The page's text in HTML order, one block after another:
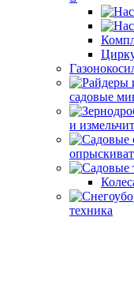
садовые
и
техника